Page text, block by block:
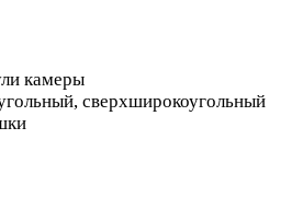
камеры
сверхширокоугольный